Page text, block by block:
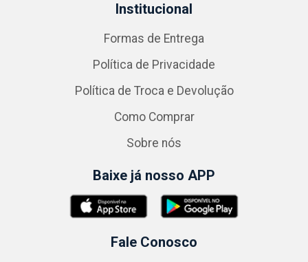
Institucional
Formas de Entrega
Política de Privacidade
Política de Troca e Devolução
Como Comprar
Sobre nós
Baixe já nosso APP
Fale Conosco